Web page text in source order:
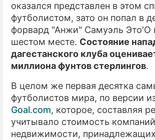
оказался представлен в этом
футболистом, зато он попал в
форвард "Анжи" Самуэль Это'О
шестом месте. Состояние
дагестанского клуба
миллиона фунтов стерлингов.
В целом же первая десятка
футболистов мира, по версии
Goal.com, которое, составляя
учитывало стоимость
недвижимости,